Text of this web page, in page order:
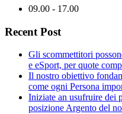
09.00 - 17.00
Recent Post
Gli scommettitori
e eSport, per quote
Il nostro obiettivo
come ogni Persona
Iniziate an usufruire dei
posizione Argento del